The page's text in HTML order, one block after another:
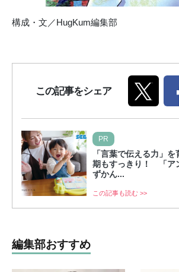
構成・文／HugKum編集部
この記事をシェア
PR
「言葉で伝える力」
期もすっきり！ 「ア
ずかん...
この記事も読む >>
編集部おすすめ